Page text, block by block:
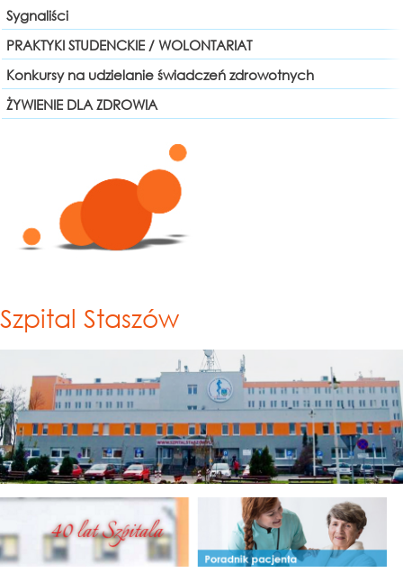
Sygnaliści
PRAKTYKI STUDENCKIE / WOLONTARIAT
Konkursy na udzielanie świadczeń zdrowotnych
ŻYWIENIE DLA ZDROWIA
Szpital Staszów